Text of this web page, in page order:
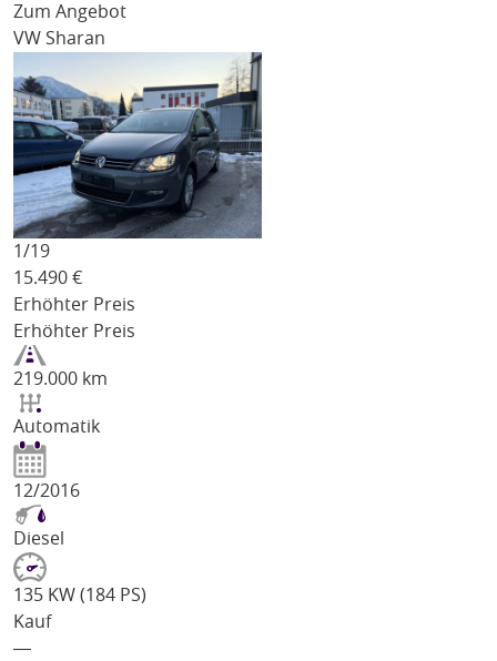
Zum Angebot
VW Sharan
1/19
15.490 €
Erhöhter Preis
Erhöhter Preis
219.000 km
Automatik
12/2016
Diesel
135 KW (184 PS)
Kauf
―